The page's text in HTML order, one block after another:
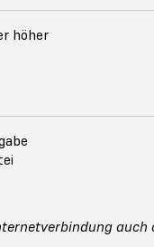
höher